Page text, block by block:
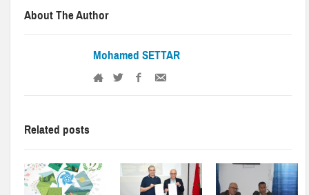
About The Author
Mohamed SETTAR
Related posts